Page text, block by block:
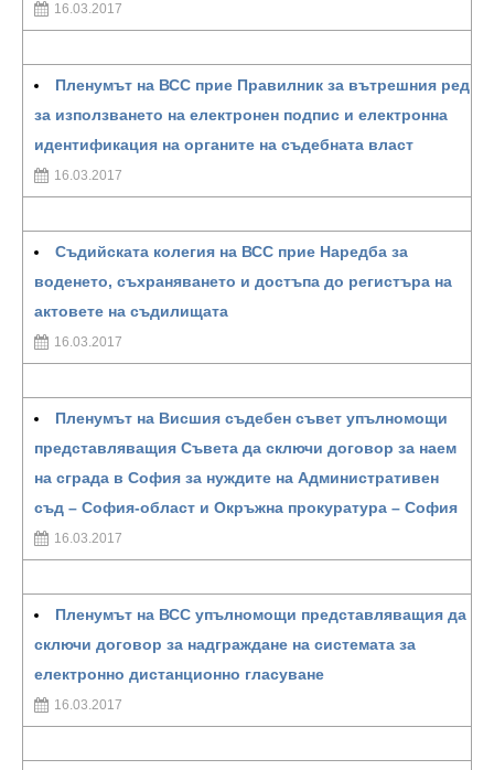
16.03.2017
Пленумът на ВСС прие Правилник за вътрешния ред
за използването на електронен подпис и електронна
идентификация на органите на съдебната власт
16.03.2017
Съдийската колегия на ВСС прие Наредба за
воденето, съхраняването и достъпа до регистъра на
актовете на съдилищата
16.03.2017
Пленумът на Висшия съдебен съвет упълномощи
представляващия Съвета да сключи договор за наем
на сграда в София за нуждите на Административен
съд – София-област и Окръжна прокуратура – София
16.03.2017
Пленумът на ВСС упълномощи представляващия да
сключи договор за надграждане на системата за
електронно дистанционно гласуване
16.03.2017